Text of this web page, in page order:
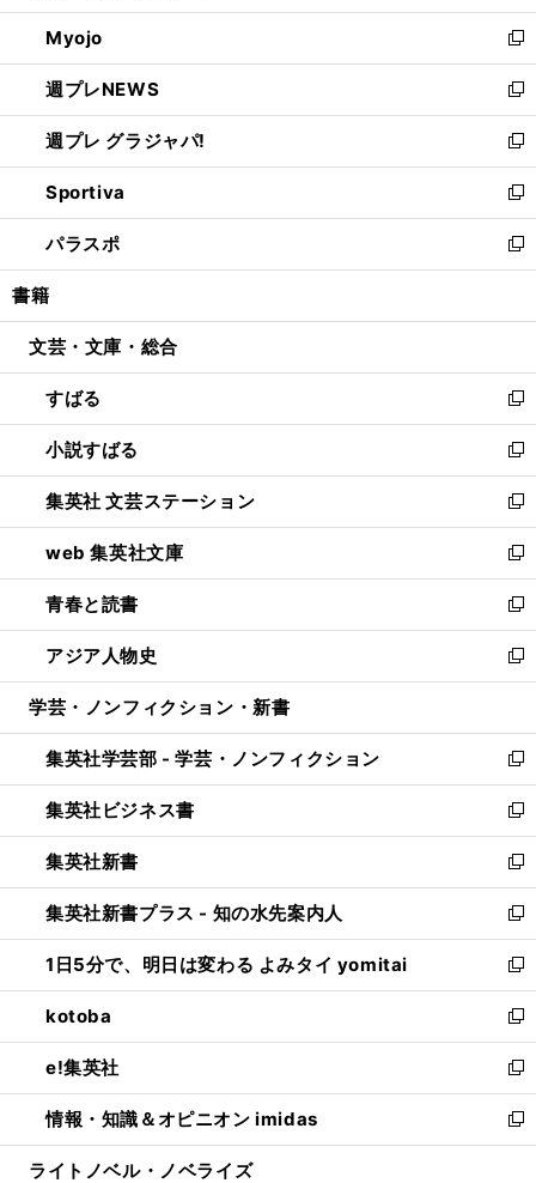
開
く
ウ
で
開
く
ン
ド
ウ
で
開
く
ウ
ィ
ン
ド
ウ
で
開
く
Myojo
新
し
い
ウ
ィ
ン
ド
ウ
で
開
週プレNEWS
新
し
い
ウ
ィ
ン
ド
ウ
開
週プレ グラジャパ!
新
し
い
ウ
ィ
ン
ウ
開
く
Sportiva
新
し
い
ウ
ン
ウ
で
開
く
パラスポ
新
し
ウ
ン
ド
ウ
で
開
く
書籍
文芸・文庫・総合
すばる
新
し
い
ウ
ィ
ン
ド
ウ
で
開
く
小説すばる
新
し
い
ウ
ィ
ン
ド
ウ
で
開
集英社 文芸ステーション
新
し
い
ウ
ィ
ン
ド
ウ
開
く
web 集英社文庫
新
し
い
ウ
ィ
ン
ウ
で
開
く
青春と読書
新
し
い
ウ
ン
ド
ウ
で
開
く
アジア人物史
新
し
ウ
ィ
ン
ド
ウ
で
開
く
学芸・ノンフィクション・新書
集英社学芸部 - 学芸・ノンフィクション
新
し
い
ウ
ィ
ン
ド
ウ
で
開
く
集英社ビジネス書
新
し
い
ウ
ィ
ン
ド
ウ
で
開
く
集英社新書
新
し
い
ウ
ィ
ン
ド
ウ
で
開
く
集英社新書プラス - 知の水先案内人
新
し
い
ウ
ィ
ン
ド
ウ
で
開
1日5分で、明日は変わる よみタイ yomitai
新
し
い
ウ
ィ
ン
ド
ウ
kotoba
新
し
い
ウ
ィ
ン
e!集英社
新
し
い
ウ
情報・知識＆オピニオン imidas
新
し
ライトノベル・ノベライズ